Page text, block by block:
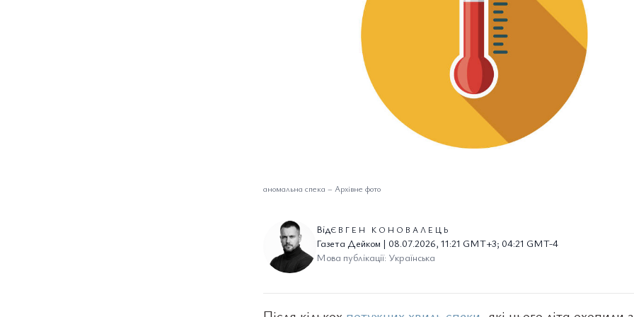
аномальна спека – Архівне фото
ВідЄВГЕН КОНОВАЛЕЦЬ
Газета Дейком | 08.07.2026, 11:21 GMT+3; 04:21 GMT-4
Мова публікації: Українська